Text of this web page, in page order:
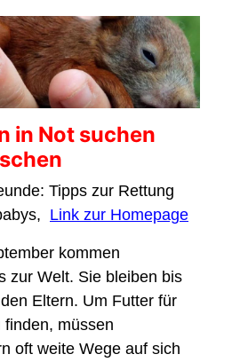
in Not suchen
Tipps zur Rettung
Link zur Homepage
kommen
zur Welt. Sie bleiben bis
Eltern. Um Futter für
müssen
oft weite Wege auf sich